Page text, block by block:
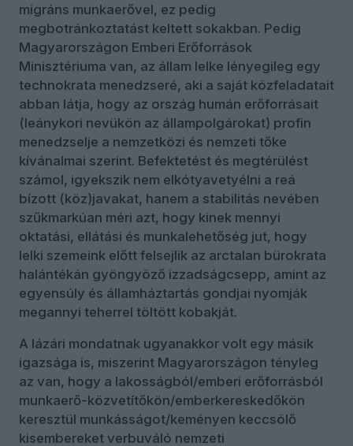
migráns munkaerővel, ez pedig
megbotránkoztatást keltett sokakban. Pedig
Magyarországon Emberi Erőforrások
Minisztériuma van, az állam lelke lényegileg egy
technokrata menedzseré, aki a saját közfeladatait
abban látja, hogy az ország humán erőforrásait
(leánykori nevükön az állampolgárokat) profin
menedzselje a nemzetközi és nemzeti tőke
kívánalmai szerint. Befektetést és megtérülést
számol, igyekszik nem elkótyavetyélni a reá
bízott (köz)javakat, hanem a stabilitás nevében
szűkmarkúan méri azt, hogy kinek mennyi
oktatási, ellátási és munkalehetőség jut, hogy
lelki szemeink előtt felsejlik az arctalan bürokrata
halántékán gyöngyöző izzadságcsepp, amint az
egyensúly és államháztartás gondjai nyomják
megannyi teherrel töltött kobakját.
A lázári mondatnak ugyanakkor volt egy másik
igazsága is, miszerint Magyarországon tényleg
az van, hogy a lakosságból/emberi erőforrásból
munkaerő-közvetítőkön/emberkereskedőkön
keresztül munkásságot/keményen keccsölő
kisembereket verbuváló nemzeti